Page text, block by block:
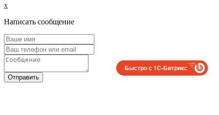
x
Написать сообщение
Отправить
Быстро с 1С-Битрикс